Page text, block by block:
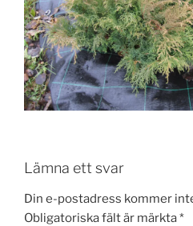
Lämna ett svar
Din e-postadress kommer
Obligatoriska fält är märkta*